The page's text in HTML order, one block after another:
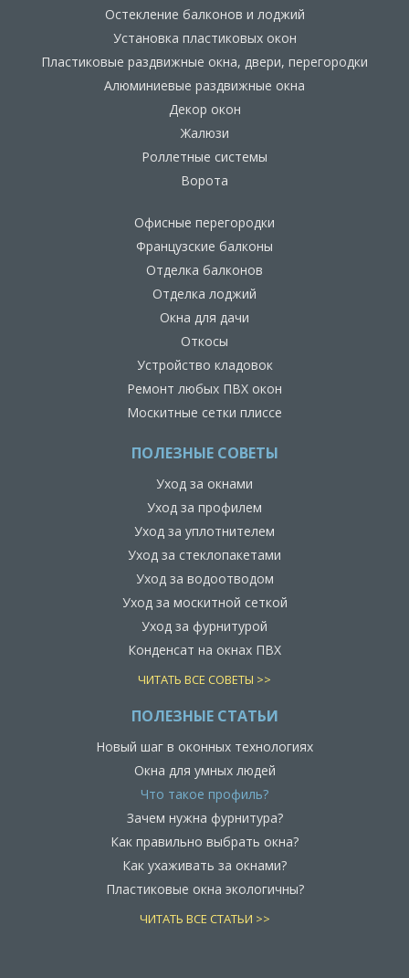
Остекление балконов и лоджий
Установка пластиковых окон
Пластиковые раздвижные окна, двери, перегородки
Алюминиевые раздвижные окна
Декор окон
Жалюзи
Роллетные системы
Ворота
Офисные перегородки
Французские балконы
Отделка балконов
Отделка лоджий
Окна для дачи
Откосы
Устройство кладовок
Ремонт любых ПВХ окон
Москитные сетки плиссе
ПОЛЕЗНЫЕ СОВЕТЫ
Уход за окнами
Уход за профилем
Уход за уплотнителем
Уход за стеклопакетами
Уход за водоотводом
Уход за москитной сеткой
Уход за фурнитурой
Конденсат на окнах ПВХ
ЧИТАТЬ ВСЕ СОВЕТЫ >>
ПОЛЕЗНЫЕ СТАТЬИ
Новый шаг в оконных технологиях
Окна для умных людей
Что такое профиль?
Зачем нужна фурнитура?
Как правильно выбрать окна?
Как ухаживать за окнами?
Пластиковые окна экологичны?
ЧИТАТЬ ВСЕ СТАТЬИ >>